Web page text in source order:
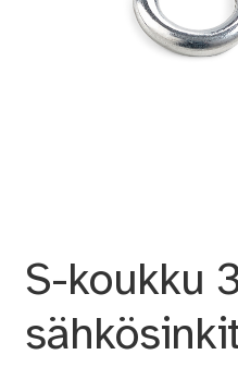
S-koukku